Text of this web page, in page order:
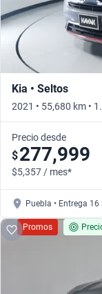
Kia • Seltos
2021 • 55,680 km •
Precio desde
$277,999
$5,357 / mes*
Puebla • Entrega
Promos